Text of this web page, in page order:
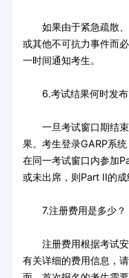
如果由于紧急疏散、
或其他不可抗力事件而
一时间通知考生。
6.考试结果何时发布
一旦考试窗口期结束
果。考生登录GARP系
在同一考试窗口内参加
或未出席，则Part II的成
7.注册费用是多少？
注册费用根据考试安
有关详细的费用信息，